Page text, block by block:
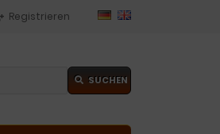
Registrieren
SUCHEN